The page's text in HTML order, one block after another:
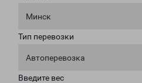
Минск
Тип перевозки
Автоперевозка
Введите вес